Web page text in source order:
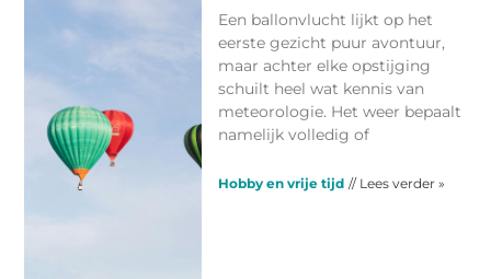
Een ballonvlucht lijkt op het
eerste gezicht puur avontuur,
maar achter elke opstijging
schuilt heel wat kennis van
meteorologie. Het weer bepaalt
namelijk volledig of
Hobby en vrije tijd // Lees verder »